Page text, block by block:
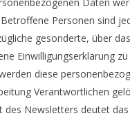
Personen sind
gesonderte, über
Einwilligungserklärung
diese
Verantwortlichen
des Newsletters deutet das